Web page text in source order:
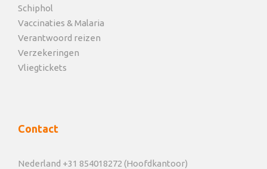
Schiphol
Vaccinaties & Malaria
Verantwoord reizen
Verzekeringen
Vliegtickets
Contact
Nederland +31 854018272 (Hoofdkantoor)